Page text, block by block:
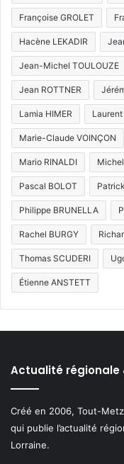
Françoise GROLET
Hacène LEKADIR
Jean-Michel TOULOUZE
Jean ROTTNER
Lamia HIMER Laurent
Marie-Claude VOINÇON
Mario RINALDI
Pascal BOLOT
Philippe BRUNELLA
Rachel BURGY
Thomas SCUDERI
Étienne ANSTETT
Actualité régionale
Créé en 2006, Tout-
qui publie l’actualité
Lorraine.